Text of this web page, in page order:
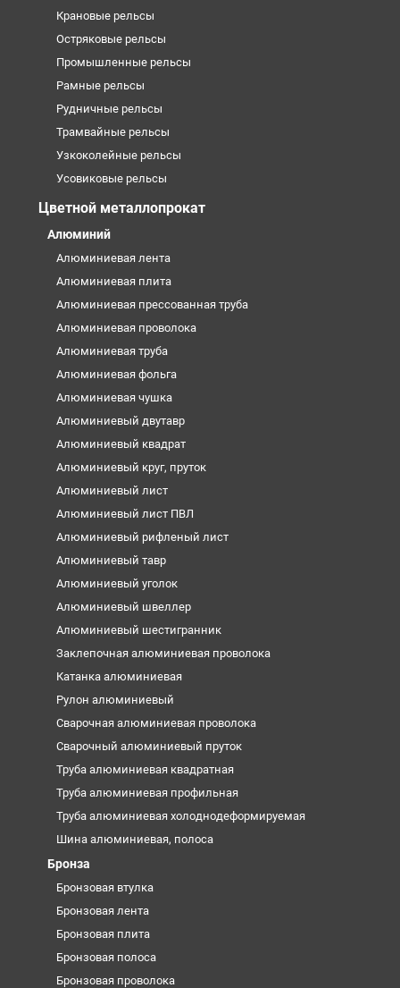
Крановые рельсы
Остряковые рельсы
Промышленные рельсы
Рамные рельсы
Рудничные рельсы
Трамвайные рельсы
Узкоколейные рельсы
Усовиковые рельсы
Цветной металлопрокат
Алюминий
Алюминиевая лента
Алюминиевая плита
Алюминиевая прессованная труба
Алюминиевая проволока
Алюминиевая труба
Алюминиевая фольга
Алюминиевая чушка
Алюминиевый двутавр
Алюминиевый квадрат
Алюминиевый круг, пруток
Алюминиевый лист
Алюминиевый лист ПВЛ
Алюминиевый рифленый лист
Алюминиевый тавр
Алюминиевый уголок
Алюминиевый швеллер
Алюминиевый шестигранник
Заклепочная алюминиевая проволока
Катанка алюминиевая
Рулон алюминиевый
Сварочная алюминиевая проволока
Сварочный алюминиевый пруток
Труба алюминиевая квадратная
Труба алюминиевая профильная
Труба алюминиевая холоднодеформируемая
Шина алюминиевая, полоса
Бронза
Бронзовая втулка
Бронзовая лента
Бронзовая плита
Бронзовая полоса
Бронзовая проволока